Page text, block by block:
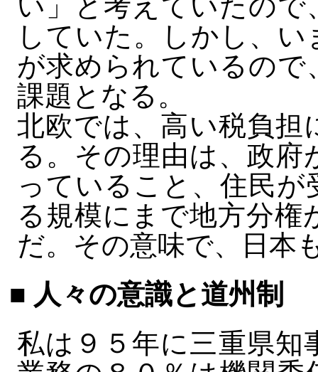
していた。しかし、
が求められているの
課題となる。
北欧では、高い税負担
る。その理由は、政
っていること、住民
る規模にまで地方分
だ。その意味で、日本
■ 人々の意識と道州制
私は９５年に三重県知